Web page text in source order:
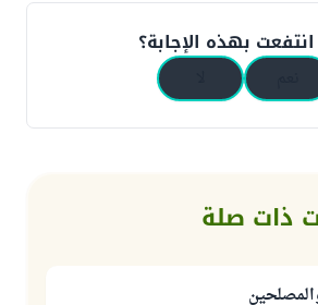
بهذه الإجابة؟
ذات صلة